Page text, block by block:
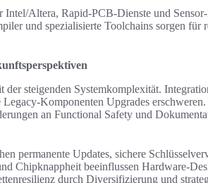
Altera, Rapid-PCB-Dienste und
und spezialisierte Toolchains sorgen für
steigenden Systemkomplexität.
Komponenten Upgrades
an Functional Safety und
permanente Updates, sichere
Chipknappheit beeinflussen Hardware-
durch Diversifizierung und